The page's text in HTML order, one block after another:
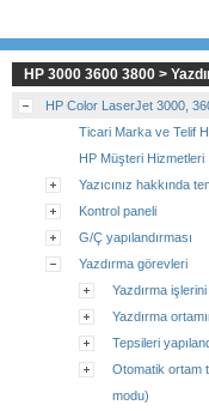
HP 3000 3600 3800 >
HP Color LaserJet 3000,
Ticari Marka ve Telif
HP Müşteri Hizmetleri
Yazıcınız hakkında
Kontrol paneli
G/Ç yapılandırması
Yazdırma görevleri
Yazdırma
Yazdırma
Tepsileri
Otomatik ortam
modu)